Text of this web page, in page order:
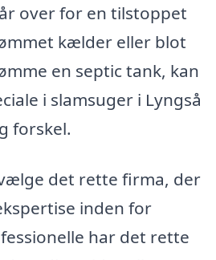
over for en tilstoppet
kælder eller blot
en septic tank, kan
i slamsuger i Lyngså
forskel.
det rette firma, der
inden for
har det rette